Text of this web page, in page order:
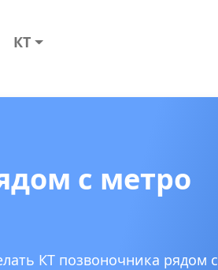
КТ
с метро
КТ позвоночника рядом с